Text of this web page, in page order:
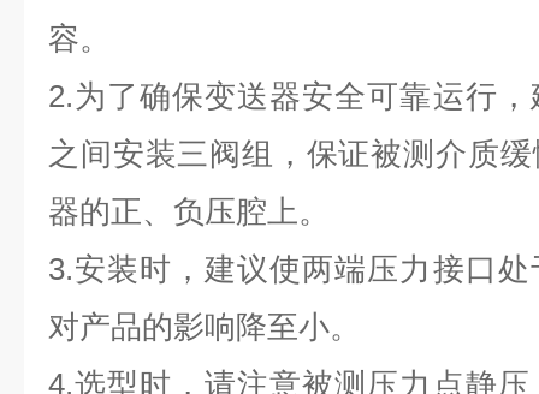
容。
2.为了确保变送器安全可靠运行
之间安装三阀组，保证被测介质
器的正、负压腔上。
3.安装时，建议使两端压力接口
对产品的影响降至小。
4.选型时，请注意被测压力点静